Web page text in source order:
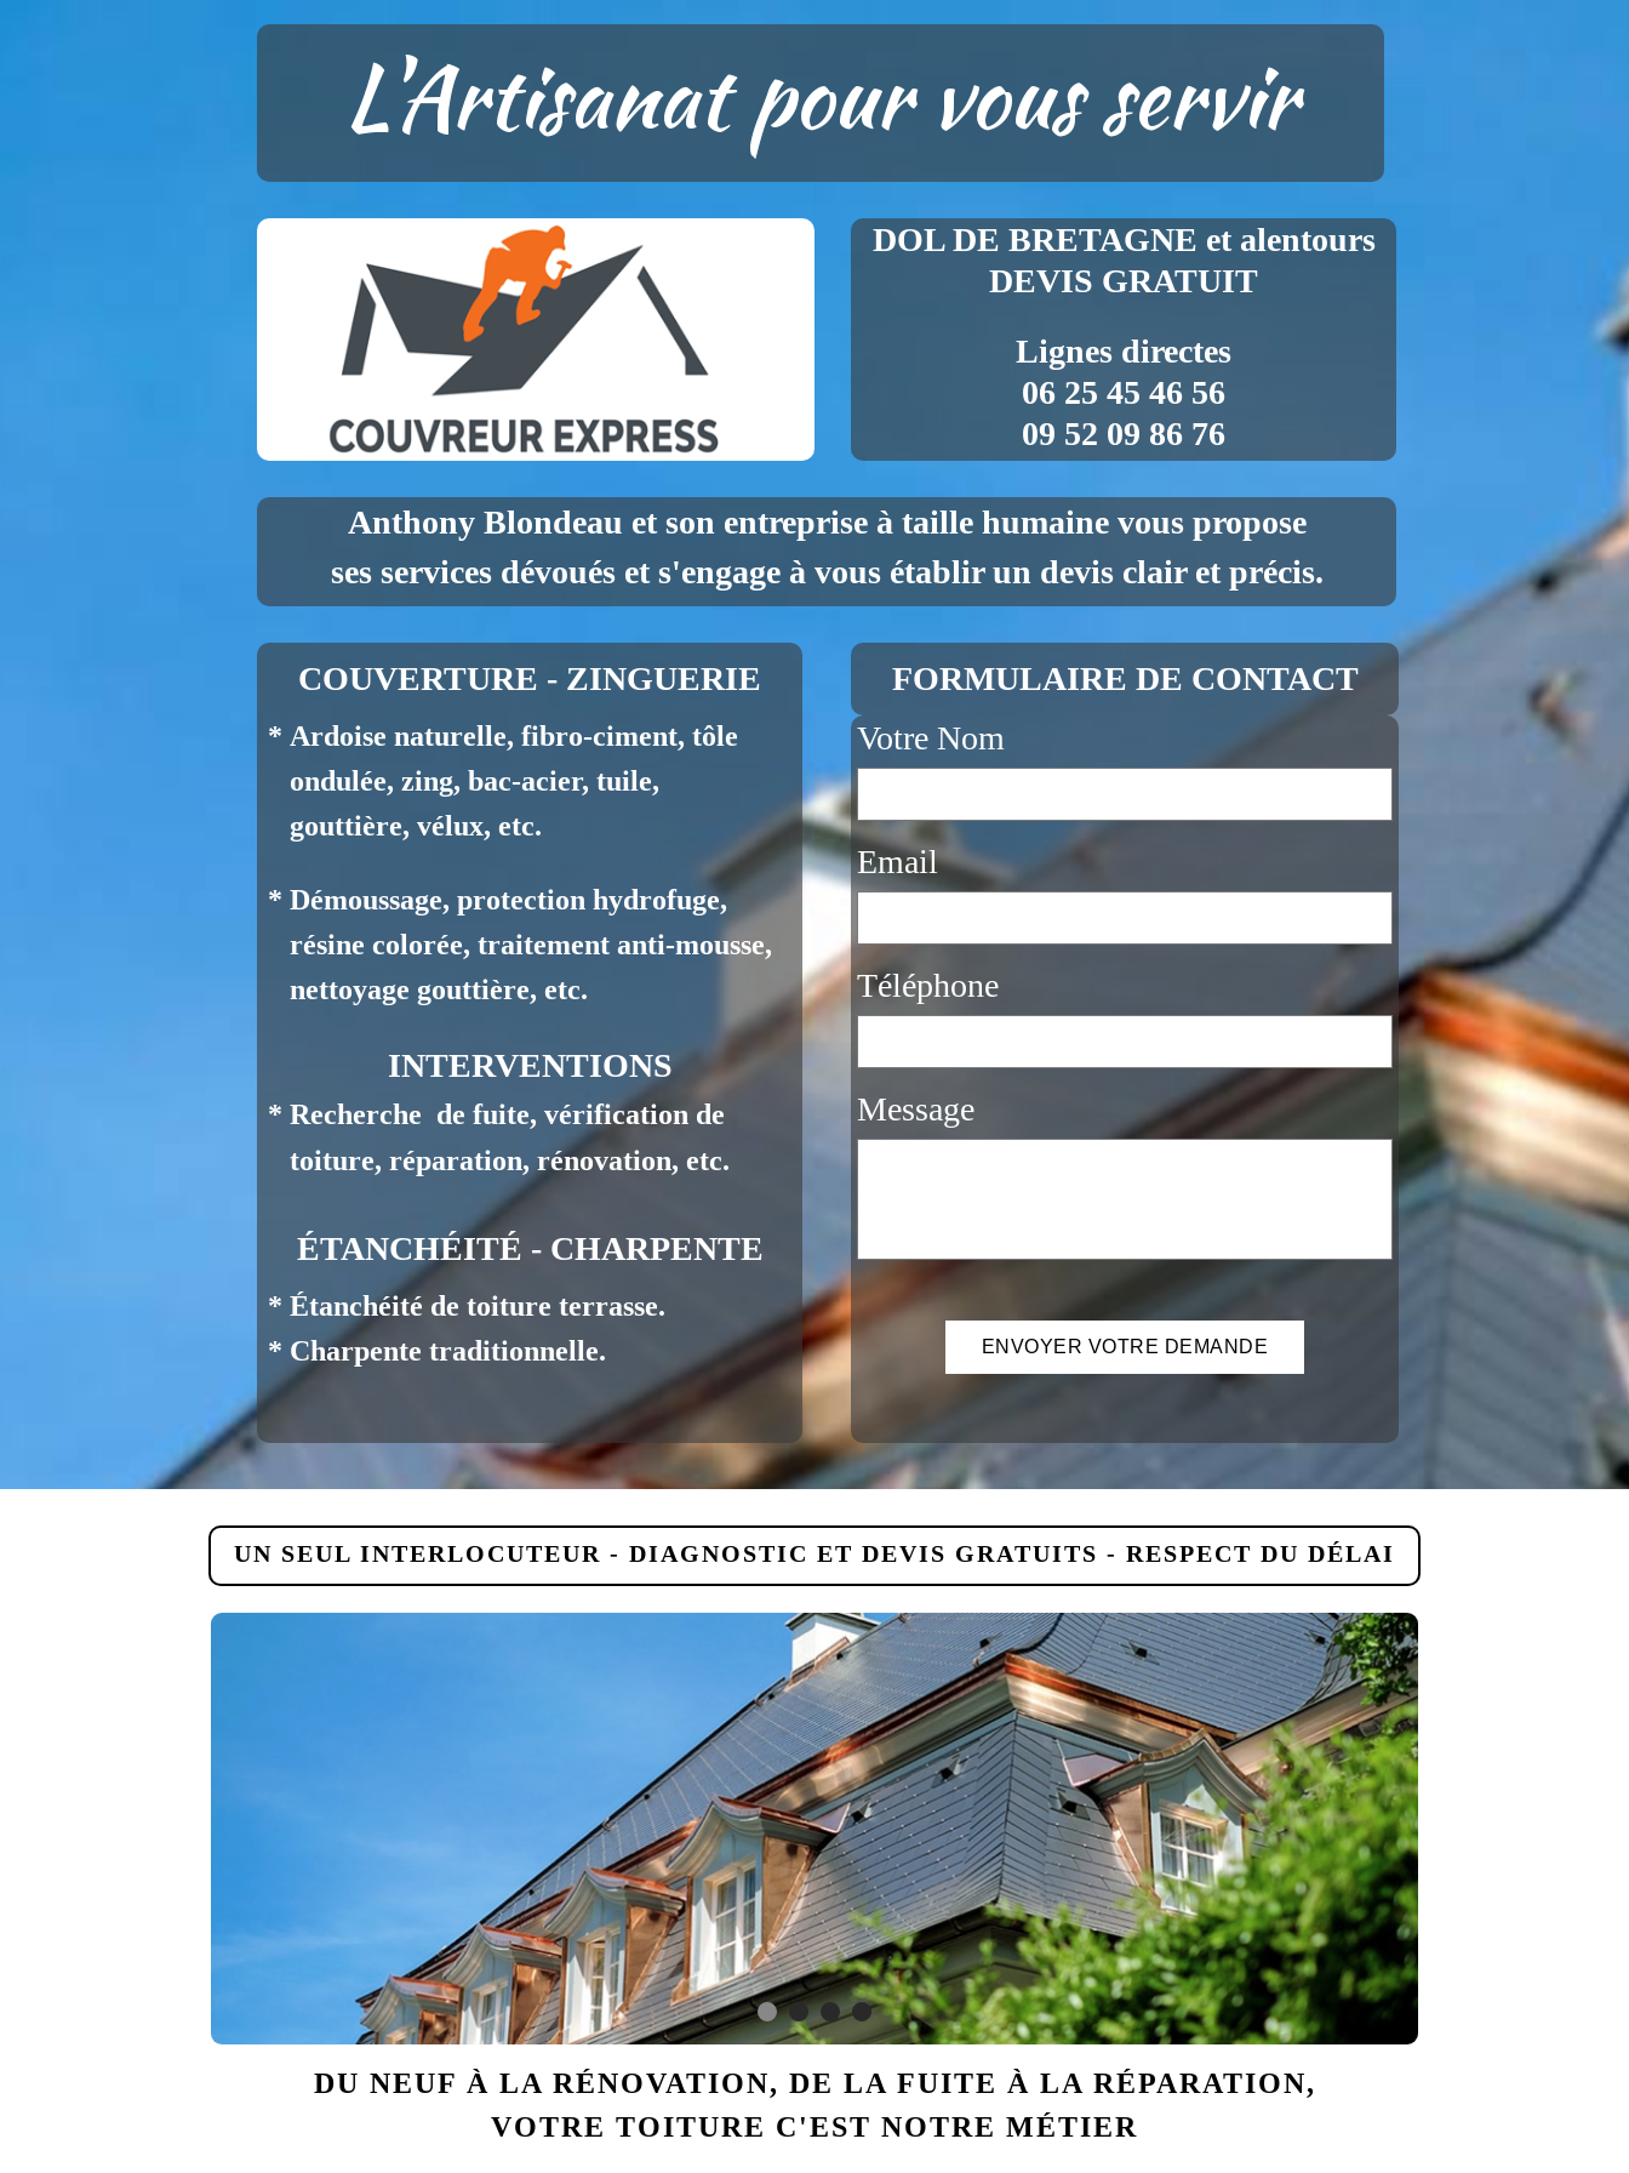
L'Artisanat pour vous servir
DOL DE BRETAGNE et alentours
DEVIS GRATUIT
Lignes directes
06 25 45 46 56
09 52 09 86 76
Anthony Blondeau et son entreprise à taille humaine vous propose
ses services dévoués et s'engage à vous établir un devis clair et précis.
COUVERTURE - ZINGUERIE
* Ardoise naturelle, fibro-ciment, tôle
ondulée, zing, bac-acier, tuile,
gouttière, vélux, etc.
* Démoussage, protection hydrofuge,
résine colorée, traitement anti-mousse,
nettoyage gouttière, etc.
INTERVENTIONS
* Recherche de fuite, vérification de
toiture, réparation, rénovation, etc.
ÉTANCHÉITÉ - CHARPENTE
* Étanchéité de toiture terrasse.
* Charpente traditionnelle.
FORMULAIRE DE CONTACT
Votre Nom
Email
Téléphone
Message
UN SEUL INTERLOCUTEUR - DIAGNOSTIC ET DEVIS GRATUITS - RESPECT DU DÉLAI
DU NEUF À LA RÉNOVATION, DE LA FUITE À LA RÉPARATION,
VOTRE TOITURE C'EST NOTRE MÉTIER